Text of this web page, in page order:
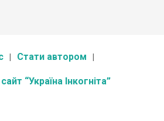
Стати автором
“Україна Інкогніта”